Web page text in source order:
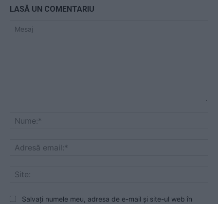
LASĂ UN COMENTARIU
Salvați numele meu, adresa de e-mail și site-ul web în